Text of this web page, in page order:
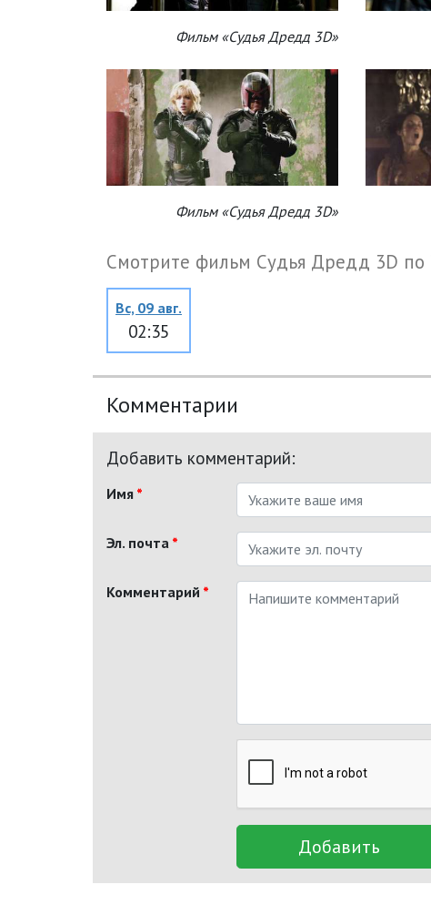
Фильм «Судья Дредд 3D»
Фильм «Судья Дредд 3D»
Смотрите фильм Судья Дредд 3D по
Вс, 09 авг.
02:35
Комментарии
Добавить комментарий:
Имя *
Эл. почта *
Комментарий *
Добавить